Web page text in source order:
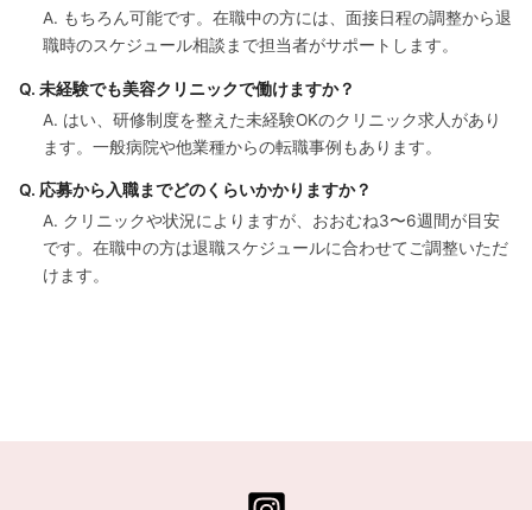
A. もちろん可能です。在職中の方には、面接日程の調整から退
職時のスケジュール相談まで担当者がサポートします。
Q. 未経験でも美容クリニックで働けますか？
A. はい、研修制度を整えた未経験OKのクリニック求人があり
ます。一般病院や他業種からの転職事例もあります。
Q. 応募から入職までどのくらいかかりますか？
A. クリニックや状況によりますが、おおむね3〜6週間が目安
です。在職中の方は退職スケジュールに合わせてご調整いただ
けます。